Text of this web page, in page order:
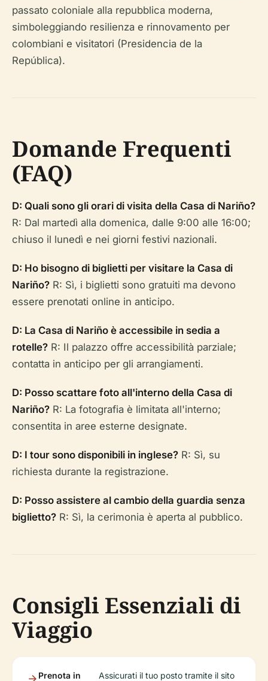
passato coloniale alla repubblica moderna,
simboleggiando resilienza e rinnovamento per
colombiani e visitatori (Presidencia de la
República).
Domande Frequenti
(FAQ)
D: Quali sono gli orari di visita della Casa di Nariño?
R: Dal martedì alla domenica, dalle 9:00 alle 16:00;
chiuso il lunedì e nei giorni festivi nazionali.
D: Ho bisogno di biglietti per visitare la Casa di
Nariño? R: Sì, i biglietti sono gratuiti ma devono
essere prenotati online in anticipo.
D: La Casa di Nariño è accessibile in sedia a
rotelle? R: Il palazzo offre accessibilità parziale;
contatta in anticipo per gli arrangiamenti.
D: Posso scattare foto all'interno della Casa di
Nariño? R: La fotografia è limitata all'interno;
consentita in aree esterne designate.
D: I tour sono disponibili in inglese? R: Sì, su
richiesta durante la registrazione.
D: Posso assistere al cambio della guardia senza
biglietto? R: Sì, la cerimonia è aperta al pubblico.
Consigli Essenziali di
Viaggio
Prenota in
Assicurati il tuo posto tramite il sito